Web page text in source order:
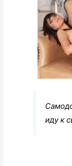
иду к